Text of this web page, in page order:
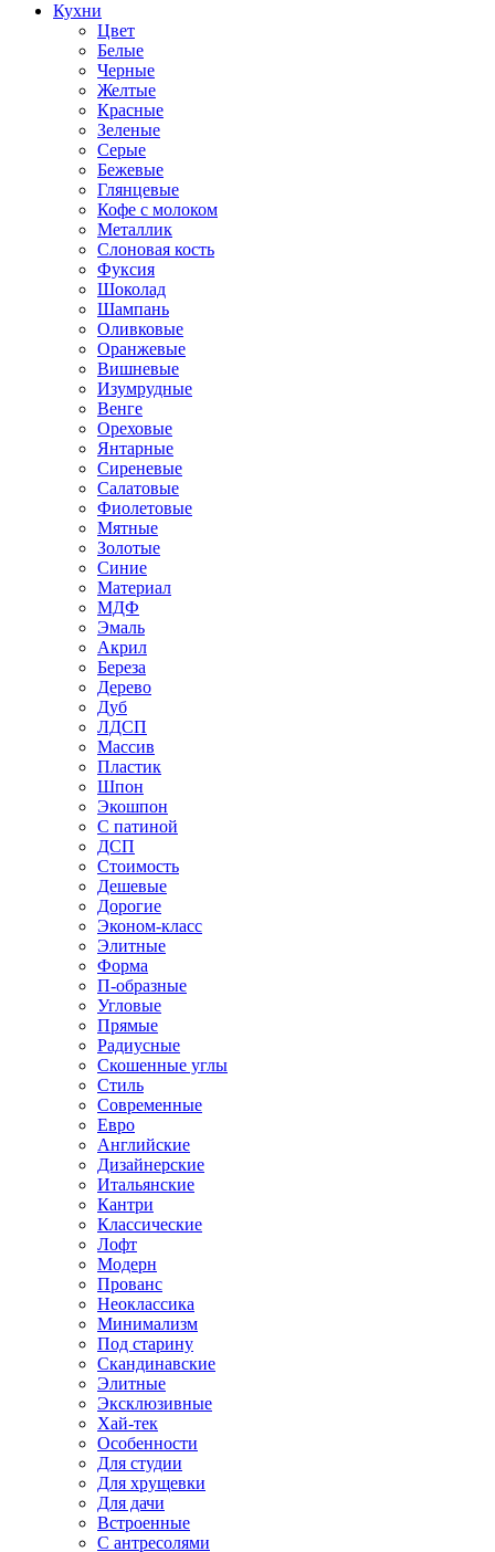
Кухни
Цвет
Белые
Черные
Желтые
Красные
Зеленые
Серые
Бежевые
Глянцевые
Кофе с молоком
Металлик
Слоновая кость
Фуксия
Шоколад
Шампань
Оливковые
Оранжевые
Вишневые
Изумрудные
Венге
Ореховые
Янтарные
Сиреневые
Салатовые
Фиолетовые
Мятные
Золотые
Синие
Материал
МДФ
Эмаль
Акрил
Береза
Дерево
Дуб
ЛДСП
Массив
Пластик
Шпон
Экошпон
С патиной
ДСП
Стоимость
Дешевые
Дорогие
Эконом-класс
Элитные
Форма
П-образные
Угловые
Прямые
Радиусные
Скошенные углы
Стиль
Современные
Евро
Английские
Дизайнерские
Итальянские
Кантри
Классические
Лофт
Модерн
Прованс
Неоклассика
Минимализм
Под старину
Скандинавские
Элитные
Эксклюзивные
Хай-тек
Особенности
Для студии
Для хрущевки
Для дачи
Встроенные
С антресолями